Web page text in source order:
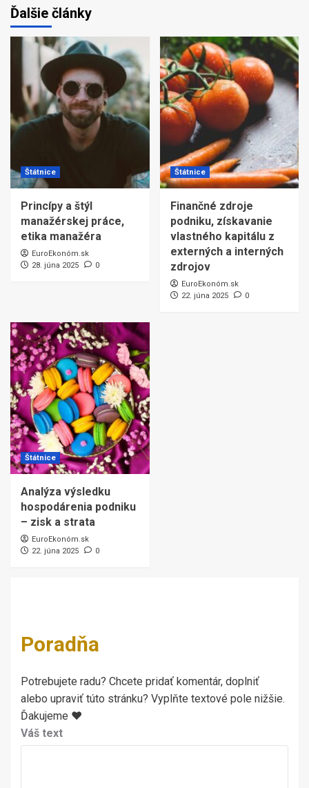
Ďalšie články
Štátnice
Princípy a štýl
manažérskej práce,
etika manažéra
EuroEkonóm.sk
28. júna 2025
0
Štátnice
Finančné zdroje
podniku, získavanie
vlastného kapitálu z
externých a interných
zdrojov
EuroEkonóm.sk
22. júna 2025
0
Štátnice
Analýza výsledku
hospodárenia podniku
– zisk a strata
EuroEkonóm.sk
22. júna 2025
0
Poradňa
Potrebujete radu? Chcete pridať komentár, doplniť
alebo upraviť túto stránku? Vyplňte textové pole nižšie.
Ďakujeme ♥
Váš text